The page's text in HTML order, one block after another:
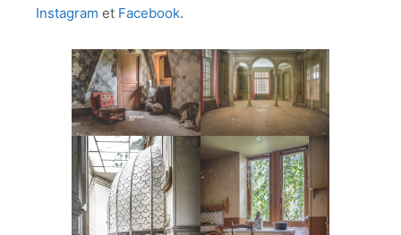
Instagram et Facebook.